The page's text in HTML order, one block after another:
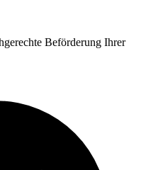
Beförderung Ihrer